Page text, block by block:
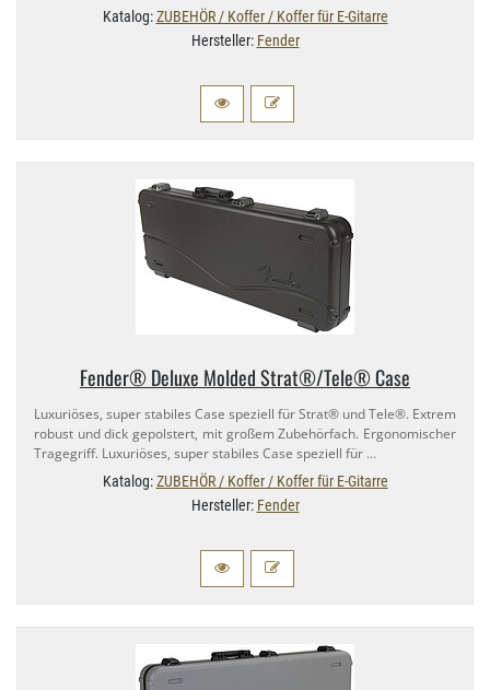
Katalog:ZUBEHÖR / Koffer / Koffer für E-Gitarre
Hersteller: Fender
Fender® Deluxe Molded Strat®/​Tele® Case
Luxuriöses, super stabiles Case speziell für Strat® und Tele®. Extrem
robust und dick gepolstert, mit großem Zubehörfach. Ergonomischer
Tragegriff. Luxuriöses, super stabiles Case speziell für …
Katalog:ZUBEHÖR / Koffer / Koffer für E-Gitarre
Hersteller: Fender